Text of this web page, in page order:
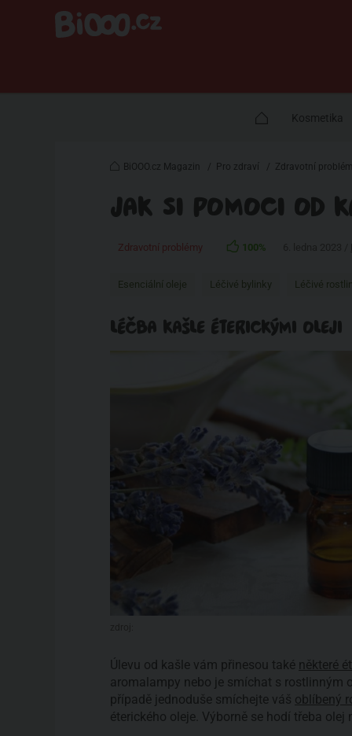
Kosmetika
BiOOO.cz Magazin / Pro zdraví / Zdravotní
JAK SI POMOCI OD
Zdravotní problémy 100%
Esenciální oleje Léčivé bylinky Léčivé
LÉČBA KAŠLE ÉTERICKÝMI OLEJI
Úlevu od kašle vám přinesou také některé
aromalampy nebo je smíchat s rostlinným
případě jednoduše smíchejte váš oblíbený
éterického oleje. Výborně se hodí třeba